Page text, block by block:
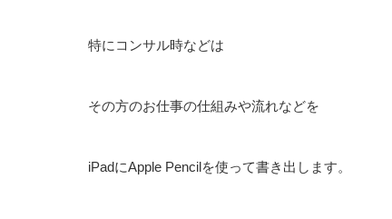
特にコンサル時などは
その方のお仕事の仕組みや流れなどを
iPadにApple Pencilを使って書き出します。